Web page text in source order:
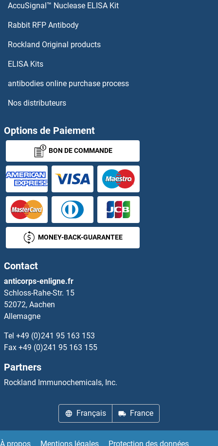
RECK Kits ELISA
REPIN1 Kits ELISA
Reprimo Kits ELISA
REPS1 Kits ELISA
REPS2 Kits ELISA
RERE Kits ELISA
RERGL Kits ELISA
Resistin Kits ELISA
REST Kits ELISA
Ret Proto-Oncogene Kits ELISA
Retbindin Kits ELISA
Reticulon 4 Kits ELISA
Retinal G Protein Coupled Receptor Kits ELISA
Retinal Outer Segment Membrane Protein 1 Kits ELISA
Retinaldehyde Binding Protein 1 Kits ELISA
AccuSignal™ Nuclease ELISA Kit
Rabbit RFP Antibody
Rockland Original products
ELISA Kits
antibodies online purchase process
Nos distributeurs
Options de Paiement
BON DE COMMANDE
MONEY-BACK-GUARANTEE
Contact
anticorps-enligne.fr
Schloss-Rahe-Str. 15
52072, Aachen
Allemagne
Tel +49 (0)241 95 163 153
Fax +49 (0)241 95 163 155
Partners
Rockland Immunochemicals, Inc.
Français France
À propos Mentions légales Protection des données